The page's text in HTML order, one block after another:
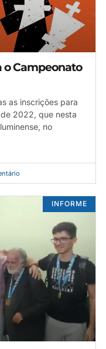
o Campeonato
as inscrições para
2022, que nesta
no
INFORME